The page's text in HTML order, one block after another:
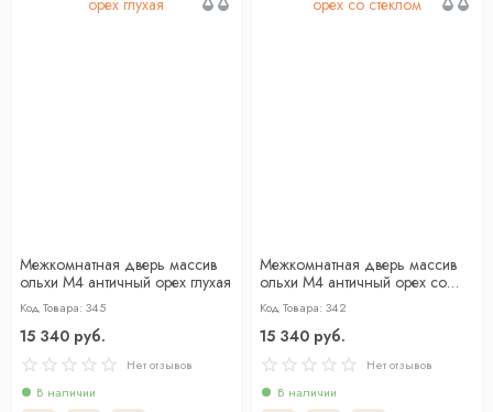
Межкомнатная дверь массив
ольхи М4 античный орех глухая
Код Товара: 345
15 340 руб.
Нет отзывов
В наличии
Межкомнатная дверь массив
ольхи М4 античный орех со
стеклом
Код Товара: 342
15 340 руб.
Нет отзывов
В наличии